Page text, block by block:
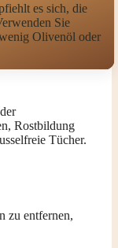
es sich, die
Sie
Olivenöl oder
Rostbildung
Tücher.
zu entfernen,